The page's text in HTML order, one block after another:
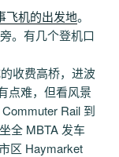
飞机的出发地。
。有几个登机口
收费高桥，进波
点难，但看风景
Rail 到
全 MBTA 发车
区 Haymarket